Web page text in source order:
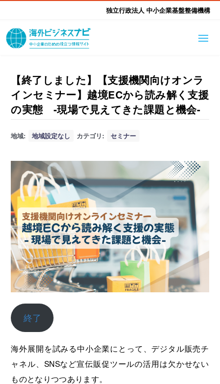
独立行政法人 中小企業基盤整備機構
海外ビジネスナビとは
はじめて海外
海外展開そもそも講座 生成AI活用ツール集
海外出展 海外展示会ハン
ドブック
EUガイドブック
ふかぼり海外
海外進出ノウハウ
進出・支援事例 調査レポート
アドバイザーリスト
本部・関東本部 北海道本部
東北本部 中部本部
北陸本部 近畿本部
中国本部 四国本部
九州本部 沖縄事務所
支援メニュー
海外展開アドバイス支援 支援機関相談
海外展開支援メニュー 関係機関のリンク集
【終了しました】【支援機関向けオンラ
インセミナー】越境ECから読み解く支援
の実態 -現場で見えてきた課題と機会-
地域: 地域設定なし カテゴリ: セミナー
終了
海外展開を試みる中小企業にとって、デジタル販売チ
ャネル、SNSなど宣伝販促ツールの活用は欠かせない
ものとなりつつあります。